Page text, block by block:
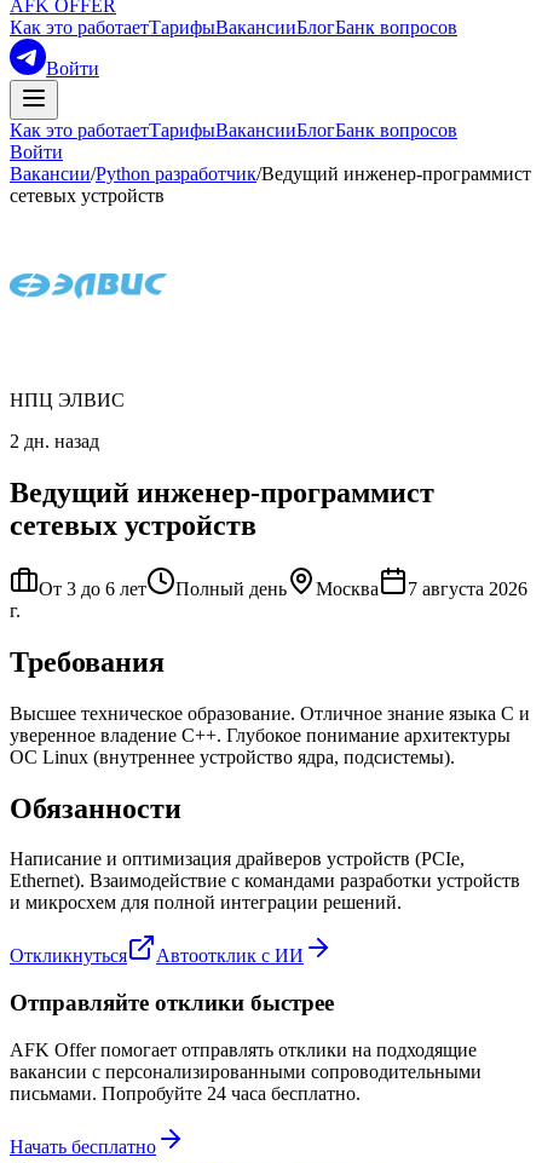
AFK OFFER
Как это работаетТарифыВакансииБлогБанк вопросов
Войти
Как это работаетТарифыВакансииБлогБанк вопросов
Войти
Вакансии/Python разработчик/Ведущий инженер-программист
сетевых устройств
НПЦ ЭЛВИС
2 дн. назад
Ведущий инженер-программист
сетевых устройств
От 3 до 6 лет Полный день Москва
7 августа 2026
г.
Требования
Высшее техническое образование. Отличное знание языка C и
уверенное владение C++. Глубокое понимание архитектуры
ОС Linux (внутреннее устройство ядра, подсистемы).
Обязанности
Написание и оптимизация драйверов устройств (PCIe,
Ethernet). Взаимодействие с командами разработки устройств
и микросхем для полной интеграции решений.
Откликнуться Автоотклик с ИИ
Отправляйте отклики быстрее
AFK Offer помогает отправлять отклики на подходящие
вакансии с персонализированными сопроводительными
письмами. Попробуйте 24 часа бесплатно.
Начать бесплатно